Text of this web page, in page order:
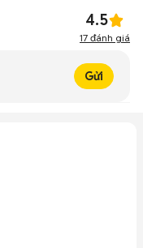
4.5
17 đánh giá
Gửi